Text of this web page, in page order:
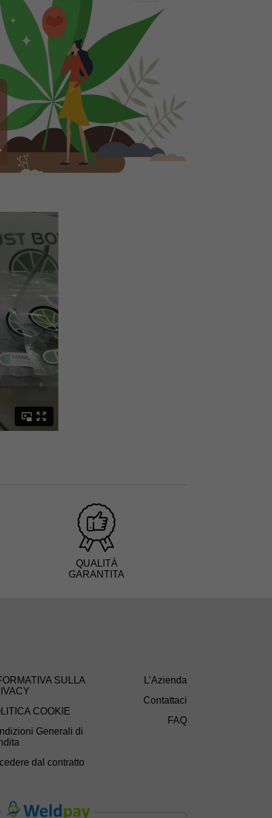
QUALITÀ
GARANTITA
SULLA
COOKIE
Generali di
dal contratto
L’Azienda
Contattaci
FAQ